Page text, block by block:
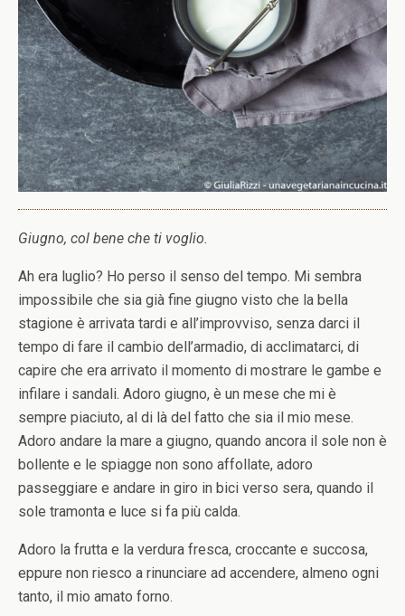
Giugno, col bene che ti voglio.
Ah era luglio? Ho perso il senso del tempo. Mi sembra
impossibile che sia già fine giugno visto che la bella
stagione è arrivata tardi e all’improvviso, senza darci il
tempo di fare il cambio dell’armadio, di acclimatarci, di
capire che era arrivato il momento di mostrare le gambe e
infilare i sandali. Adoro giugno, è un mese che mi è
sempre piaciuto, al di là del fatto che sia il mio mese.
Adoro andare la mare a giugno, quando ancora il sole non è
bollente e le spiagge non sono affollate, adoro
passeggiare e andare in giro in bici verso sera, quando il
sole tramonta e luce si fa più calda.
Adoro la frutta e la verdura fresca, croccante e succosa,
eppure non riesco a rinunciare ad accendere, almeno ogni
tanto, il mio amato forno.